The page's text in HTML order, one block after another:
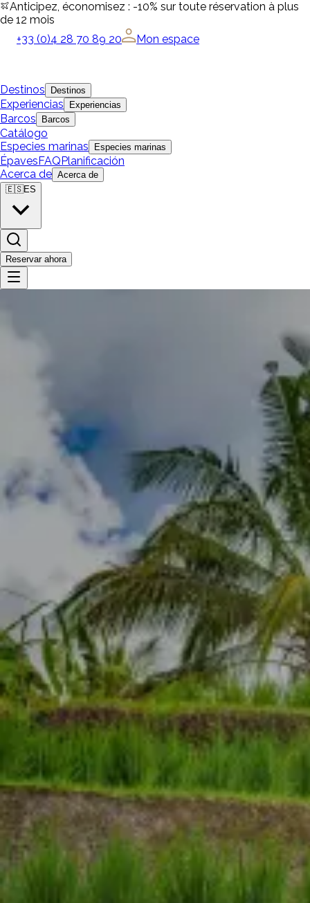
Anticipez, économisez : -10% sur toute réservation à plus
de 12 mois
+33 (0)4 28 70 89 20
Mon espace
Destinos Destinos
Experiencias Experiencias
Barcos Barcos
Catálogo
Especies marinas
Especies marinas
ÉpavesFAQPlanificación
Acerca de Acerca de
🇪🇸ES
Reservar ahora